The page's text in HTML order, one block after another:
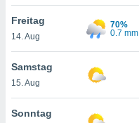
Rand
Freitag
14. Aug
70%
0.7 mm
Samstag
15. Aug
Sonntag